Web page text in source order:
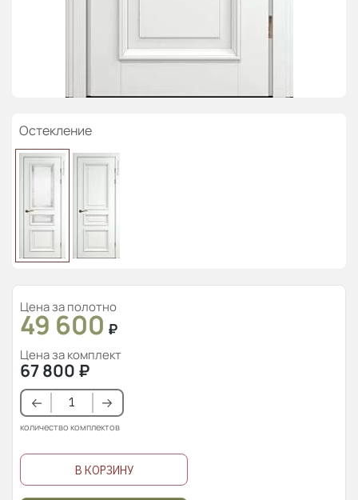
Остекление
Цена за полотно
49 600 ₽
Цена за комплект
67 800 ₽
количество комплектов
В КОРЗИНУ